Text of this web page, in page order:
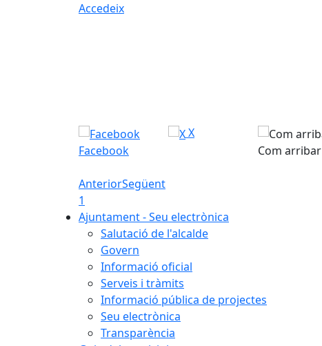
Accedeix
Facebook
X
Com arribar
AnteriorSegüent
1
Ajuntament - Seu electrònica
Salutació de l'alcalde
Govern
Informació oficial
Serveis i tràmits
Informació pública de projectes
Seu electrònica
Transparència